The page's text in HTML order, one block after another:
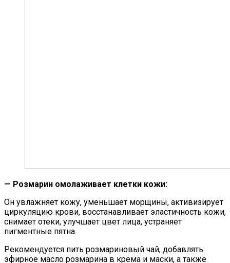
— Розмарин омолаживает клетки кожи:
Он увлажняет кожу, уменьшает морщины, активизирует
циркуляцию крови, восстанавливает эластичность кожи,
снимает отеки, улучшает цвет лица, устраняет
пигментные пятна.
Рекомендуется пить розмариновый чай, добавлять
эфирное масло розмарина в крема и маски, а также